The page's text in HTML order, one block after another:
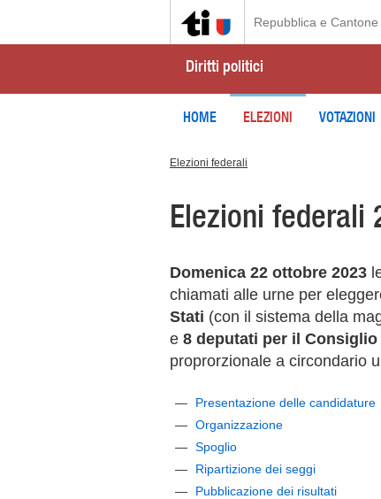
Repubblica e Cantone
Diritti politici
HOME ELEZIONI VOTAZIONI
Elezioni federali
Elezioni federali
Domenica 22 ottobre 2023
chiamati alle urne per
Stati (con il sistema della
e 8 deputati per il Consiglio
proprorzionale a circondario
Presentazione delle candidature
Organizzazione
Spoglio
Ripartizione dei seggi
Pubblicazione dei risultati